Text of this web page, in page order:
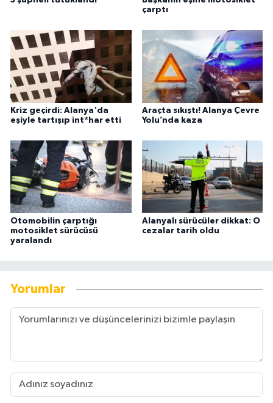
çarptı
Kriz geçirdi: Alanya'da
eşiyle tartışıp int*har etti
Araçta sıkıştı! Alanya Çevre
Yolu’nda kaza
Otomobilin çarptığı
motosiklet sürücüsü
yaralandı
Alanyalı sürücüler dikkat: O
cezalar tarih oldu
Yorumlar